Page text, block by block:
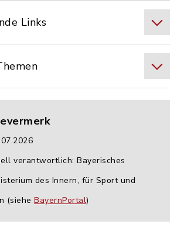
Links
verantwortlich: Bayerisches
des Innern, für Sport und
(siehe BayernPortal)